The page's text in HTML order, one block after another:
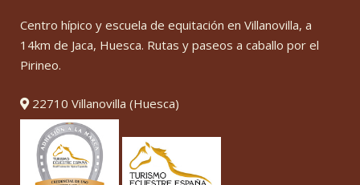
Centro hípico y escuela de equitación en Villanovilla, a
14km de Jaca, Huesca. Rutas y paseos a caballo por el
Pirineo.
22710 Villanovilla (Huesca)